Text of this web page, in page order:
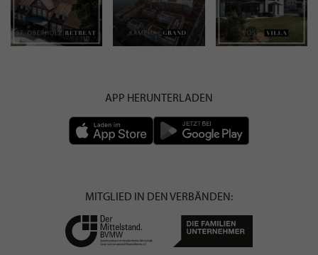
APP HERUNTERLADEN
MITGLIED IN DEN VERBÄNDEN: